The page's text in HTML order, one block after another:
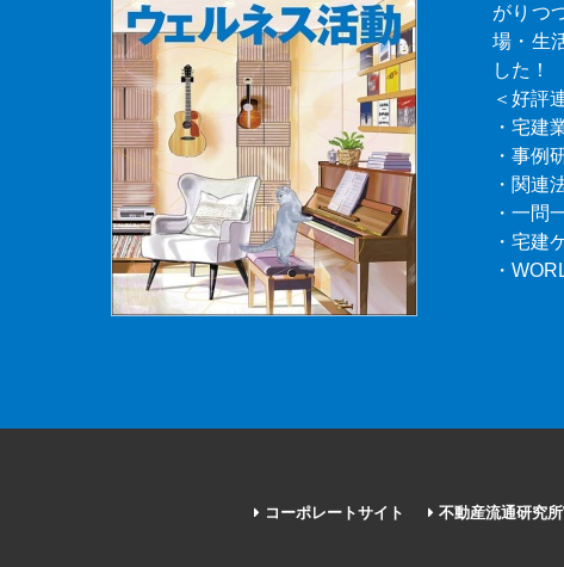
がりつ
場・生
した！
＜好評
・宅建
・事例
・関連
・一問
・宅建
・
コーポレートサイト
不動産流通研究